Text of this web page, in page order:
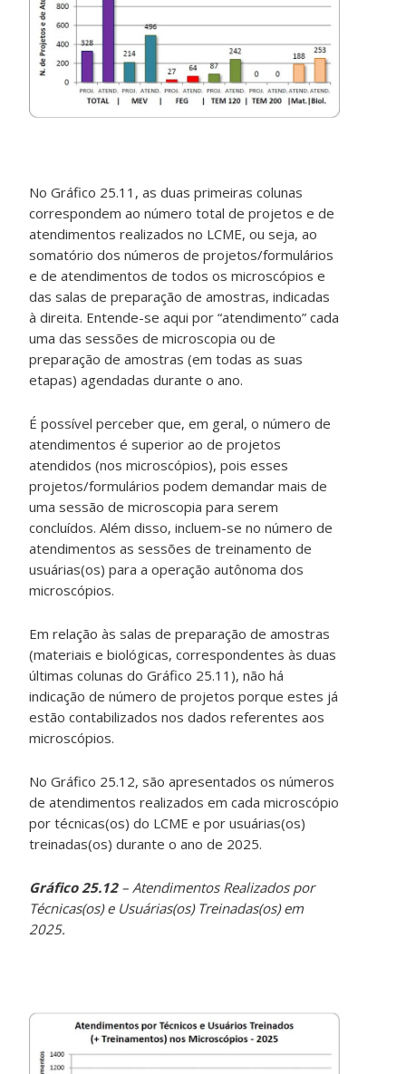
No Gráfico 25.11, as duas primeiras colunas
correspondem ao número total de projetos e de
atendimentos realizados no LCME, ou seja, ao
somatório dos números de projetos/formulários
e de atendimentos de todos os microscópios e
das salas de preparação de amostras, indicadas
à direita. Entende-se aqui por “atendimento” cada
uma das sessões de microscopia ou de
preparação de amostras (em todas as suas
etapas) agendadas durante o ano.
É possível perceber que, em geral, o número de
atendimentos é superior ao de projetos
atendidos (nos microscópios), pois esses
projetos/formulários podem demandar mais de
uma sessão de microscopia para serem
concluídos. Além disso, incluem-se no número de
atendimentos as sessões de treinamento de
usuárias(os) para a operação autônoma dos
microscópios.
Em relação às salas de preparação de amostras
(materiais e biológicas, correspondentes às duas
últimas colunas do Gráfico 25.11), não há
indicação de número de projetos porque estes já
estão contabilizados nos dados referentes aos
microscópios.
No Gráfico 25.12, são apresentados os números
de atendimentos realizados em cada microscópio
por técnicas(os) do LCME e por usuárias(os)
treinadas(os) durante o ano de 2025.
Gráfico 25.12– Atendimentos Realizados por
Técnicas(os) e Usuárias(os) Treinadas(os) em
2025.